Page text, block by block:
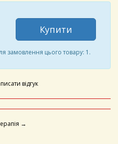
Купити
замовлення цього товару: 1.
відгук
→